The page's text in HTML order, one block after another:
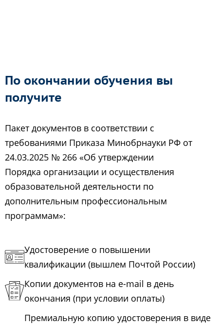
По окончании обучения вы
получите
Пакет документов в соответствии с
требованиями Приказа Минобрнауки РФ от
24.03.2025 № 266 «Об утверждении
Порядка организации и осуществления
образовательной деятельности по
дополнительным профессиональным
программам»:
Удостоверение о повышении
квалификации (вышлем Почтой России)
Копии документов на e-mail в день
окончания (при условии оплаты)
Премиальную копию удостоверения в виде